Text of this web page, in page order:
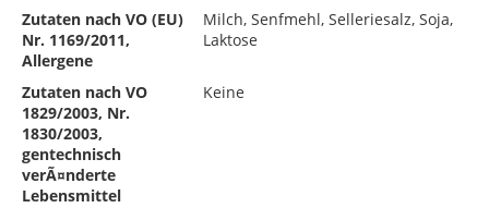
Zutaten nach VO (EU)
Nr. 1169/2011,
Allergene
Milch, Senfmehl, Selleriesalz, Soja,
Laktose
Zutaten nach VO
1829/2003, Nr.
1830/2003,
gentechnisch
verÃ¤nderte
Lebensmittel
Keine